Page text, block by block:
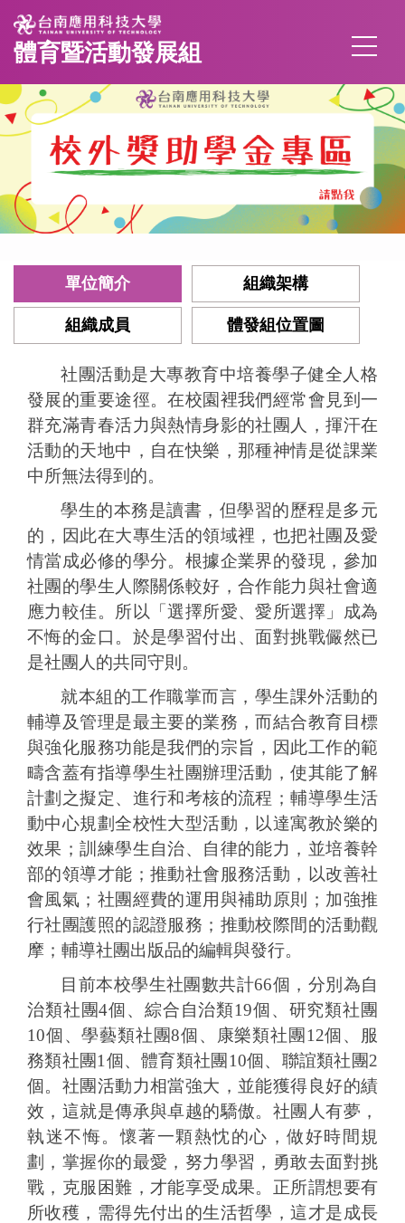
跳
到
主
內
容
體育暨活動發展組
單位簡介 組織架構
組織成員 體發組位置圖
社團活動是大專教育中培養學子健全人格
發展的重要途徑。在校園裡我們經常會見到一
群充滿青春活力與熱情身影的社團人，揮汗在
活動的天地中，自在快樂，那種神情是從課業
中所無法得到的。
學生的本務是讀書，但學習的歷程是多元
的，因此在大專生活的領域裡，也把社團及愛
情當成必修的學分。根據企業界的發現，參加
社團的學生人際關係較好，合作能力與社會適
應力較佳。所以「選擇所愛、愛所選擇」成為
不悔的金口。於是學習付出、面對挑戰儼然已
是社團人的共同守則。
就本組的工作職掌而言，學生課外活動的
輔導及管理是最主要的業務，而結合教育目標
與強化服務功能是我們的宗旨，因此工作的範
疇含蓋有指導學生社團辦理活動，使其能了解
計劃之擬定、進行和考核的流程；輔導學生活
動中心規劃全校性大型活動，以達寓教於樂的
效果；訓練學生自治、自律的能力，並培養幹
部的領導才能；推動社會服務活動，以改善社
會風氣；社團經費的運用與補助原則；加強推
行社團護照的認證服務；推動校際間的活動觀
摩；輔導社團出版品的編輯與發行。
目前本校學生社團數共計66個，分別為自
治類社團4個、綜合自治類19個、研究類社團
10個、學藝類社團8個、康樂類社團 12個、服
務類社團1 個、體育類社團 10個、聯誼類社團2
個。社團活動力相當強大，並能獲得良好的績
效，這就是傳承與卓越的驕傲。社團人有夢，
執迷不悔。懷著一顆熱忱的心，做好時間規
劃，掌握你的最愛，努力學習，勇敢去面對挑
戰，克服困難，才能享受成果。正所謂想要有
所收穫，需得先付出的生活哲學，這才是成長